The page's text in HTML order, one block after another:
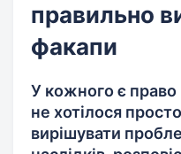
правильно
факапи
У кожного є
не хотілося
вирішувати